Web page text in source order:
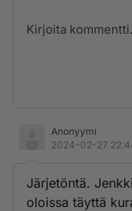
Anonyymi
2024-02-27
Järjetöntä.
oloissa täyttä